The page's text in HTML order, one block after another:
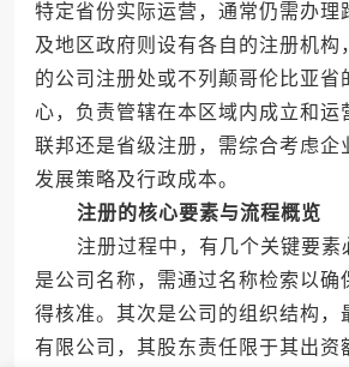
特定省份实际运营，通常仍需办理
及地区政府则设有各自的注册机构
的公司注册处或不列颠哥伦比亚省
心，负责管辖在本区域内成立和运
联邦还是省级注册，需综合考虑企
发展策略及行政成本。
注册的核心要素与流程概览
注册过程中，有几个关键要素
是公司名称，需通过名称检索以确
得核准。其次是公司的组织结构，
有限公司，其股东责任限于其出资